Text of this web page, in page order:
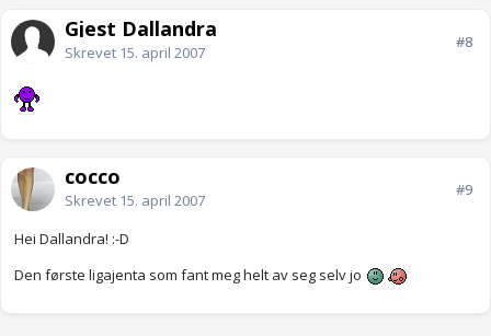
Gjest Dallandra
Skrevet 15. april 2007
#8
cocco
Skrevet 15. april 2007
#9
Hei Dallandra! :-D
Den første ligajenta som fant meg helt av seg selv jo